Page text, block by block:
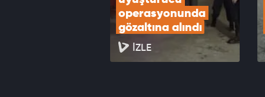
operasyonunda
gözaltına alındı
İZLE